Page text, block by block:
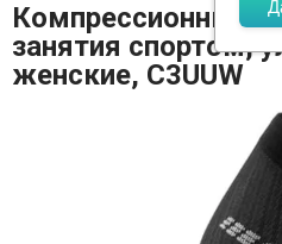
Компрессионные
занятия спортом,
женские, C3UUW